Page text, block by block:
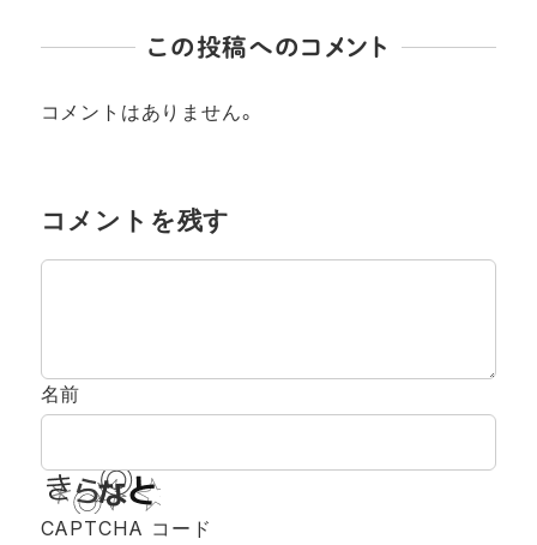
この投稿へのコメント
コメントはありません。
コメントを残す
名前
CAPTCHA コード